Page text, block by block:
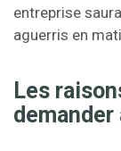
entreprise
aguerris en
Les
demander